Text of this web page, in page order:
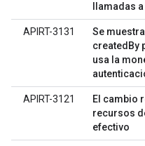
llamadas
APIRT-3131
Se
createdBy
usa la
APIRT-3121
El cambio
recursos
efectivo